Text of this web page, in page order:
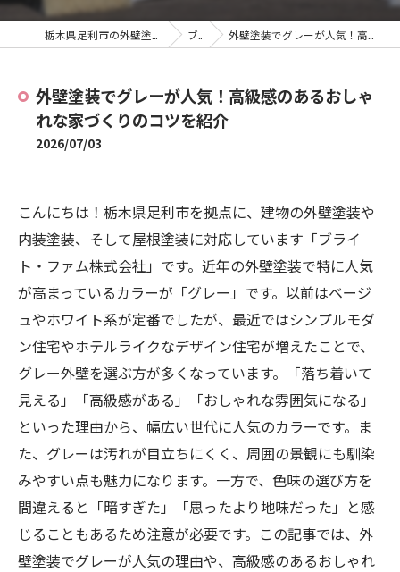
ブログ 外壁塗装でグレーが人気！高級感のあるおしゃれな家づくりのコツを紹介
外壁塗装でグレーが人気！高級感のあるおしゃ
れな家づくりのコツを紹介
2026/07/03
こんにちは！栃木県足利市を拠点に、建物の外壁塗装や
内装塗装、そして屋根塗装に対応しています「ブライ
ト・ファム株式会社」です。近年の外壁塗装で特に人気
が高まっているカラーが「グレー」です。以前はベージ
ュやホワイト系が定番でしたが、最近ではシンプルモダ
ン住宅やホテルライクなデザイン住宅が増えたことで、
グレー外壁を選ぶ方が多くなっています。「落ち着いて
見える」「高級感がある」「おしゃれな雰囲気になる」
といった理由から、幅広い世代に人気のカラーです。ま
た、グレーは汚れが目立ちにくく、周囲の景観にも馴染
みやすい点も魅力になります。一方で、色味の選び方を
間違えると「暗すぎた」「思ったより地味だった」と感
じることもあるため注意が必要です。この記事では、外
壁塗装でグレーが人気の理由や、高級感のあるおしゃれ